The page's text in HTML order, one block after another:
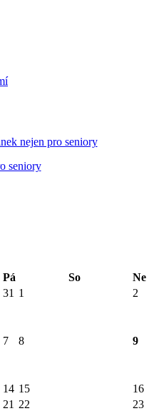
nejen pro seniory
Pá So
Ne
31 1 2
7 8 9
14 15
16
21 22 23